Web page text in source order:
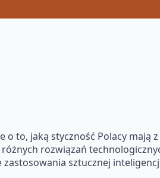
to, jaką styczność Polacy mają
rozwiązań
sztucznej